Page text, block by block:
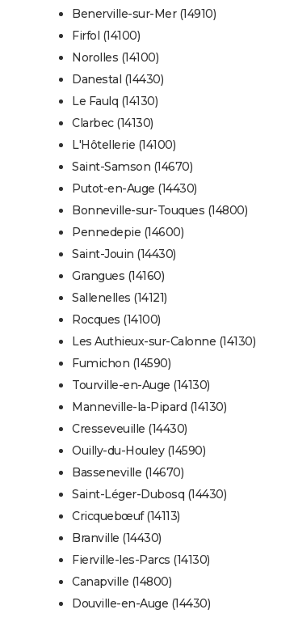
Benerville-sur-Mer (14910)
Firfol (14100)
Norolles (14100)
Danestal (14430)
Le Faulq (14130)
Clarbec (14130)
L'Hôtellerie (14100)
Saint-Samson (14670)
Putot-en-Auge (14430)
Bonneville-sur-Touques (14800)
Pennedepie (14600)
Saint-Jouin (14430)
Grangues (14160)
Sallenelles (14121)
Rocques (14100)
Les Authieux-sur-Calonne (14130)
Fumichon (14590)
Tourville-en-Auge (14130)
Manneville-la-Pipard (14130)
Cresseveuille (14430)
Ouilly-du-Houley (14590)
Basseneville (14670)
Saint-Léger-Dubosq (14430)
Cricquebœuf (14113)
Branville (14430)
Fierville-les-Parcs (14130)
Canapville (14800)
Douville-en-Auge (14430)